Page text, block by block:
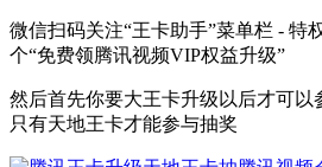
微信扫码关注“王卡助手”菜单栏 - 特
个“免费领腾讯视频VIP权益升级”
然后首先你要大王卡升级以后才可以
只有天地王卡才能参与抽奖